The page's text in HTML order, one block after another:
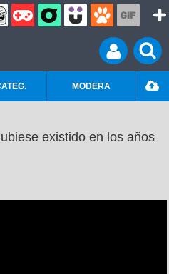
MODERA
existido en los años